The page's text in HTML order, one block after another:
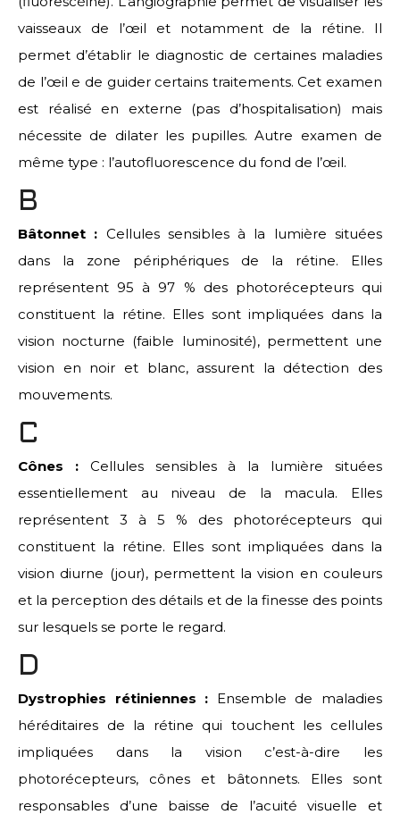
vaisseaux de l’œil et notamment de la rétine. Il
permet d’établir le diagnostic de certaines maladies
de l’œil e de guider certains traitements. Cet examen
est réalisé en externe (pas d’hospitalisation) mais
nécessite de dilater les pupilles. Autre examen de
même type : l’autofluorescence du fond de l’œil.
B
Bâtonnet : Cellules sensibles à la lumière situées
dans la zone périphériques de la rétine. Elles
représentent 95 à 97 % des photorécepteurs qui
constituent la rétine. Elles sont impliquées dans la
vision nocturne (faible luminosité), permettent une
vision en noir et blanc, assurent la détection des
mouvements.
C
Cônes :Cellules sensibles à la lumière situées
essentiellement au niveau de la macula. Elles
représentent 3 à 5 % des photorécepteurs qui
constituent la rétine. Elles sont impliquées dans la
vision diurne (jour), permettent la vision en couleurs
et la perception des détails et de la finesse des points
sur lesquels se porte le regard.
D
Dystrophies rétiniennes : Ensemble de maladies
héréditaires de la rétine qui touchent les cellules
impliquées dans la vision c’est-à-dire les
photorécepteurs, cônes et bâtonnets. Elles sont
responsables d’une baisse de l’acuité visuelle et